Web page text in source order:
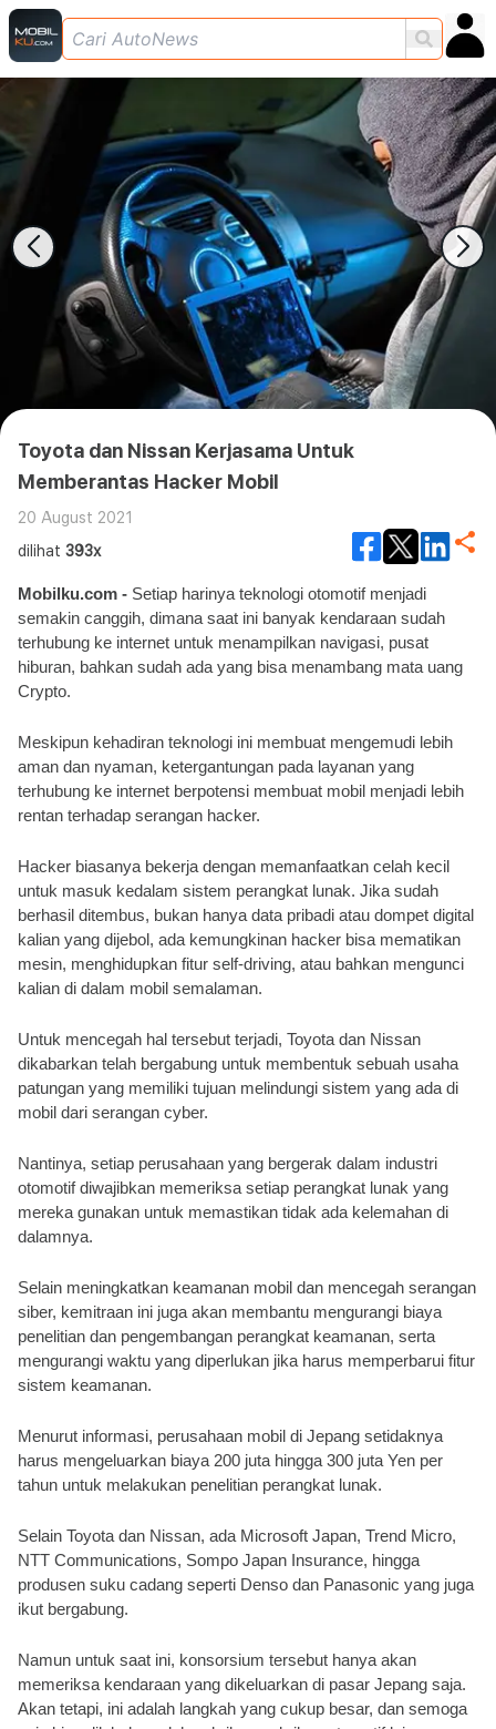
Toyota dan Nissan Kerjasama Untuk
Memberantas Hacker Mobil
20 August 2021
dilihat 393x
Mobilku.com - Setiap harinya teknologi otomotif menjadi
semakin canggih, dimana saat ini banyak kendaraan sudah
terhubung ke internet untuk menampilkan navigasi, pusat
hiburan, bahkan sudah ada yang bisa menambang mata uang
Crypto.
Meskipun kehadiran teknologi ini membuat mengemudi lebih
aman dan nyaman, ketergantungan pada layanan yang
terhubung ke internet berpotensi membuat mobil menjadi lebih
rentan terhadap serangan hacker.
Hacker biasanya bekerja dengan memanfaatkan celah kecil
untuk masuk kedalam sistem perangkat lunak. Jika sudah
berhasil ditembus, bukan hanya data pribadi atau dompet digital
kalian yang dijebol, ada kemungkinan hacker bisa mematikan
mesin, menghidupkan fitur self-driving, atau bahkan mengunci
kalian di dalam mobil semalaman.
Untuk mencegah hal tersebut terjadi, Toyota dan Nissan
dikabarkan telah bergabung untuk membentuk sebuah usaha
patungan yang memiliki tujuan melindungi sistem yang ada di
mobil dari serangan cyber.
Nantinya, setiap perusahaan yang bergerak dalam industri
otomotif diwajibkan memeriksa setiap perangkat lunak yang
mereka gunakan untuk memastikan tidak ada kelemahan di
dalamnya.
Selain meningkatkan keamanan mobil dan mencegah serangan
siber, kemitraan ini juga akan membantu mengurangi biaya
penelitian dan pengembangan perangkat keamanan, serta
mengurangi waktu yang diperlukan jika harus memperbarui fitur
sistem keamanan.
Menurut informasi, perusahaan mobil di Jepang setidaknya
harus mengeluarkan biaya 200 juta hingga 300 juta Yen per
tahun untuk melakukan penelitian perangkat lunak.
Selain Toyota dan Nissan, ada Microsoft Japan, Trend Micro,
NTT Communications, Sompo Japan Insurance, hingga
produsen suku cadang seperti Denso dan Panasonic yang juga
ikut bergabung.
Namun untuk saat ini, konsorsium tersebut hanya akan
memeriksa kendaraan yang dikeluarkan di pasar Jepang saja.
Akan tetapi, ini adalah langkah yang cukup besar, dan semoga